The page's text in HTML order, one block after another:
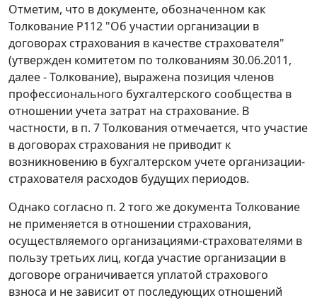
Отметим, что в документе, обозначенном как
Толкование Р112 "Об участии организации в
договорах страхования в качестве страхователя"
(утвержден комитетом по толкованиям 30.06.2011,
далее - Толкование), выражена позиция членов
профессионального бухгалтерского сообщества в
отношении учета затрат на страхование. В
частности, в п. 7 Толкования отмечается, что участие
в договорах страхования не приводит к
возникновению в бухгалтерском учете организации-
страхователя расходов будущих периодов.
Однако согласно п. 2 того же документа Толкование
не применяется в отношении страхования,
осуществляемого организациями-страхователями в
пользу третьих лиц, когда участие организации в
договоре ограничивается уплатой страхового
взноса и не зависит от последующих отношений